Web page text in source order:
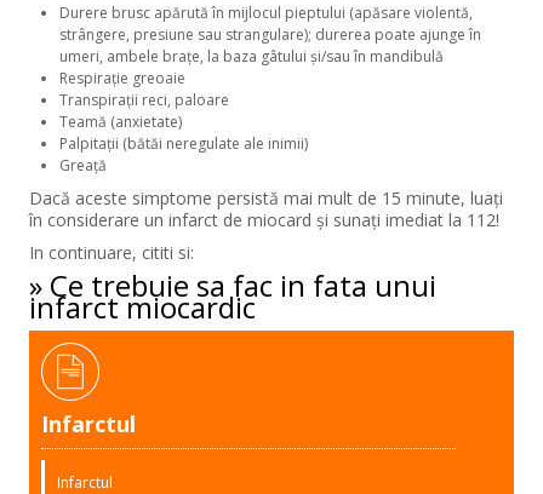
Durere brusc apărută în mijlocul pieptului (apăsare violentă,
strângere, presiune sau strangulare); durerea poate ajunge în
umeri, ambele brațe, la baza gâtului și/sau în mandibulă
Respirație greoaie
Transpirații reci, paloare
Teamă (anxietate)
Palpitații (bătăi neregulate ale inimii)
Greață
Dacă aceste simptome persistă mai mult de 15 minute, luați
în considerare un infarct de miocard şi sunaţi imediat la 112!
In continuare, cititi si:
» Ce trebuie sa fac in fata unui
infarct miocardic
Infarctul
Infarctul